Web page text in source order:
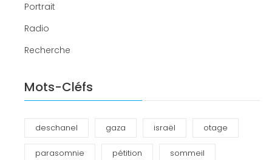
Portrait
Radio
Recherche
Mots-Cléfs
deschanel gaza israël otage
parasomnie pétition sommeil